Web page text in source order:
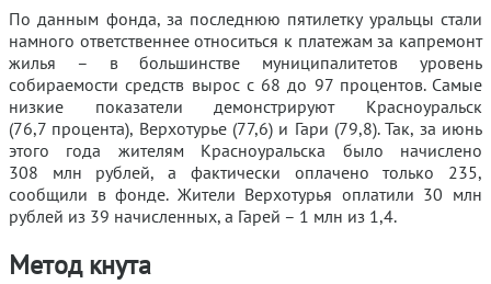
По данным фонда, за последнюю пятилетку уральцы стали
намного ответственнее относиться к платежам за капремонт
жилья – в большинстве муниципалитетов уровень
собираемости средств вырос с 68 до 97 процентов. Самые
низкие показатели демонстрируют Красноуральск
(76,7 процента), Верхотурье (77,6) и Гари (79,8). Так, за июнь
этого года жителям Красноуральска было начислено
308 млн рублей, а фактически оплачено только 235,
сообщили в фонде. Жители Верхотурья оплатили 30 млн
рублей из 39 начисленных, а Гарей – 1 млн из 1,4.
Метод кнута